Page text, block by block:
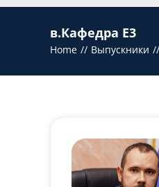
в.Кафедра Е3
Home Выпускники